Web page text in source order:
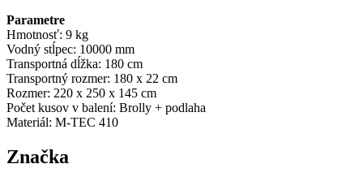
Parametre
Hmotnosť: 9 kg
Vodný stĺpec: 10000 mm
Transportná dĺžka: 180 cm
Transportný rozmer: 180 x 22 cm
Rozmer: 220 x 250 x 145 cm
Počet kusov v balení: Brolly + podlaha
Materiál: M-TEC 410
Značka